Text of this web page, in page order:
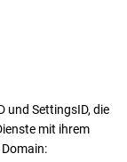
und SettingsID, die
mit ihrem